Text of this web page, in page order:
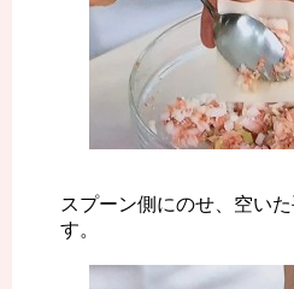
スプーン側にのせ、空い
す。